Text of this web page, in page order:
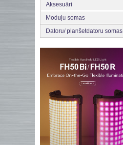
Aksesuāri
Moduļu somas
Datoru/ planšetdatoru somas